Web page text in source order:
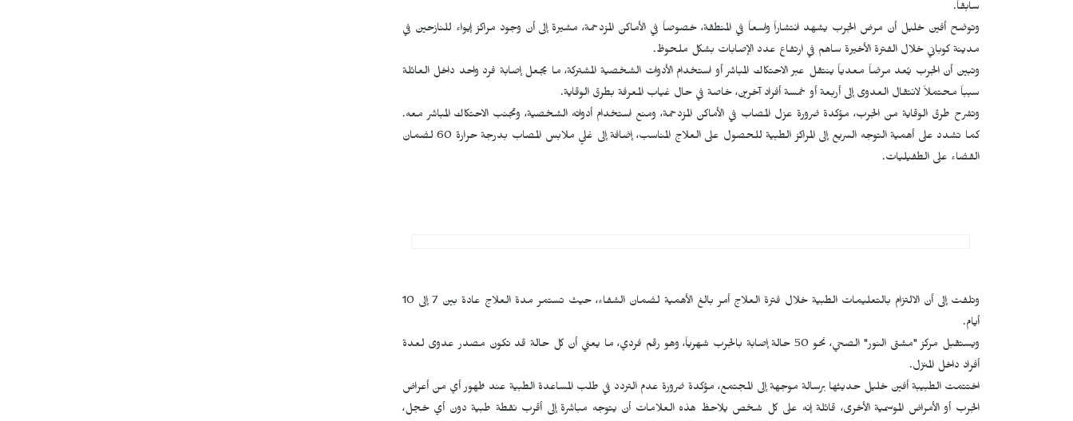
سابقاً.
وتوضح أفين خليل أن مرض الجرب يشهد انتشاراً واسعاً في المنطقة، خصوصاً في الأماكن المزدحمة، مشيرة إلى أن وجود مراكز إيواء للنازحين في
مدينة كوباني خلال الفترة الأخيرة ساهم في ارتفاع عدد الإصابات بشكل ملحوظ.
وتبين أن الجرب يُعد مرضاً معدياً ينتقل عبر الاحتكاك المباشر أو استخدام الأدوات الشخصية المشتركة، ما يجعل إصابة فرد واحد داخل العائلة
سبباً محتملاً لانتقال العدوى إلى أربعة أو خمسة أفراد آخرين، خاصة في حال غياب المعرفة بطرق الوقاية.
وتشرح طرق الوقاية من الجرب، مؤكدة ضرورة عزل المصاب في الأماكن المزدحمة، ومنع استخدام أدواته الشخصية، وتجنب الاحتكاك المباشر معه.
كما تشدد على أهمية التوجه السريع إلى المراكز الطبية للحصول على العلاج المناسب، إضافة إلى غلي ملابس المصاب بدرجة حرارة 60 لضمان
القضاء على الطفيليات.
وتلفت إلى أن الالتزام بالتعليمات الطبية خلال فترة العلاج أمر بالغ الأهمية لضمان الشفاء، حيث تستمر مدة العلاج عادة بين 7 إلى 10
أيام.
ويستقبل مركز "مشتى النور" الصحي، نحو 50 حالة إصابة بالجرب شهرياً، وهو رقم فردي، ما يعني أن كل حالة قد تكون مصدر عدوى لعدة
أفراد داخل المنزل.
اختتمت الطبيبة أفين خليل حديثها برسالة موجهة إلى المجتمع، مؤكدة ضرورة عدم التردد في طلب المساعدة الطبية عند ظهور أي من أعراض
الجرب أو الأمراض الموسمية الأخرى، قائلة إنه على كل شخص يلاحظ هذه العلامات أن يتوجه مباشرة إلى أقرب نقطة طبية دون أي خجل،